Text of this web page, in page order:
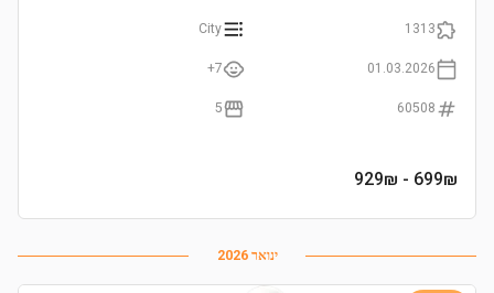
1313
City
01.03.2026
7+
60508
5
699₪
- 929₪
ינואר 2026